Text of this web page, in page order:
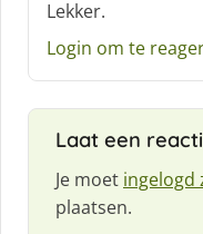
h
r
Lekker.
Login om te
Laat een
Je moet ingelogd
plaatsen.